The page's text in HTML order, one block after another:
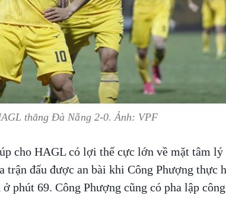
thắng Đà Nẵng 2-0. Ảnh: VPF
cho HAGL có lợi thế cực lớn về mặt tâm lý
trận đấu được an bài khi Công Phượng thực
phút 69. Công Phượng cũng có pha lập công